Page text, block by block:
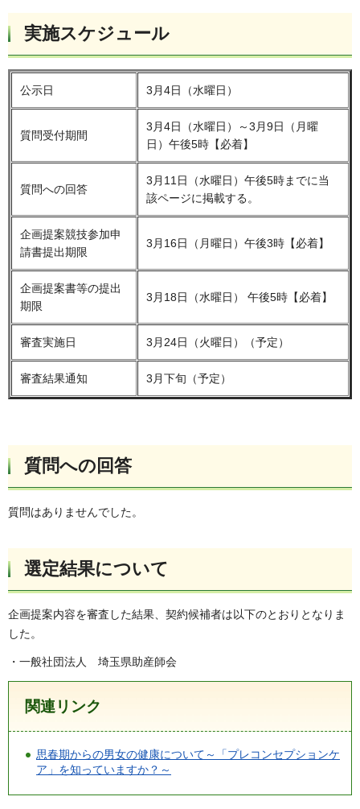
実施スケジュール
公示日 3月4日（水曜日）
質問受付期間
3月4日（水曜日）～3月9日（月曜
日）午後5時【必着】
質問への回答
3月11日（水曜日）午後5時までに当
該ページに掲載する。
企画提案競技参加申
請書提出期限
3月16日（月曜日）午後3時【必着】
企画提案書等の提出
期限
3月18日（水曜日） 午後5時【必着】
審査実施日 3月24日（火曜日）（予定）
審査結果通知 3月下旬（予定）
質問への回答
質問はありませんでした。
選定結果について
企画提案内容を審査した結果、契約候補者は以下のとおりとなりま
した。
・一般社団法人 埼玉県助産師会
関連リンク
思春期からの男女の健康について～「プレコンセプションケ
ア」を知っていますか？～